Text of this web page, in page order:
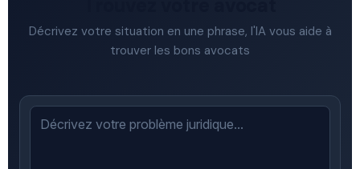
Décrivez votre situation en une phrase, l'IA vous aide à
trouver les bons avocats